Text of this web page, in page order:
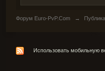
Форум Euro-PvP.Com →
Использовать мобильную